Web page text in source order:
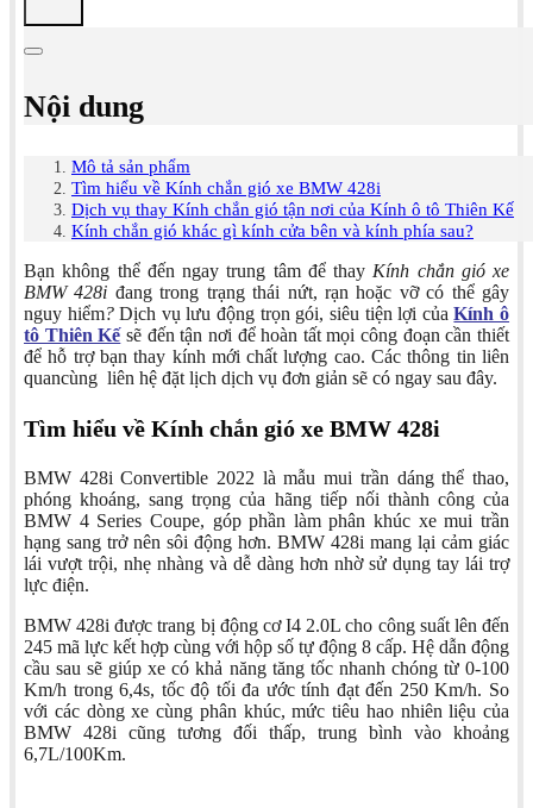
Nội dung
Mô tả sản phẩm
Tìm hiểu về Kính chắn gió xe BMW 428i
Dịch vụ thay Kính chắn gió tận nơi của Kính ô tô Thiên Kế
Kính chắn gió khác gì kính cửa bên và kính phía sau?
Bạn không thể đến ngay trung tâm để thay Kính chắn gió xe
BMW 428i đang trong trạng thái nứt, rạn hoặc vỡ có thể gây
nguy hiểm?Dịch vụ lưu động trọn gói, siêu tiện lợi của Kính ô
tô Thiên Kếsẽ đến tận nơi để hoàn tất mọi công đoạn cần thiết
để hỗ trợ bạn thay kính mới chất lượng cao. Các thông tin liên
quancùng liên hệ đặt lịch dịch vụ đơn giản sẽ có ngay sau đây.
Tìm hiểu về Kính chắn gió xe BMW 428i
BMW 428i Convertible 2022 là mẫu mui trần dáng thể thao,
phóng khoáng, sang trọng của hãng tiếp nối thành công của
BMW 4 Series Coupe, góp phần làm phân khúc xe mui trần
hạng sang trở nên sôi động hơn. BMW 428i mang lại cảm giác
lái vượt trội, nhẹ nhàng và dễ dàng hơn nhờ sử dụng tay lái trợ
lực điện.
BMW 428i được trang bị động cơ I4 2.0L cho công suất lên đến
245 mã lực kết hợp cùng với hộp số tự động 8 cấp. Hệ dẫn động
cầu sau sẽ giúp xe có khả năng tăng tốc nhanh chóng từ 0-100
Km/h trong 6,4s, tốc độ tối đa ước tính đạt đến 250 Km/h. So
với các dòng xe cùng phân khúc, mức tiêu hao nhiên liệu của
BMW 428i cũng tương đối thấp, trung bình vào khoảng
6,7L/100Km.